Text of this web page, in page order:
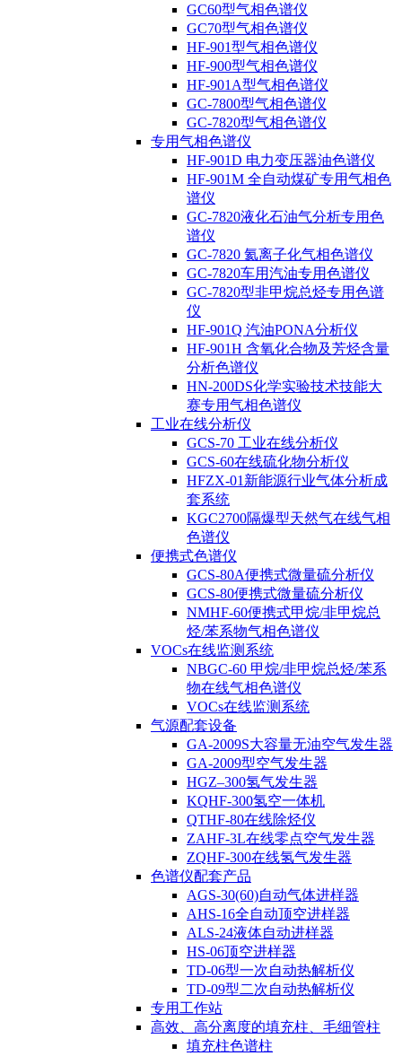
GC60型气相色谱仪
GC70型气相色谱仪
HF-901型气相色谱仪
HF-900型气相色谱仪
HF-901A型气相色谱仪
GC-7800型气相色谱仪
GC-7820型气相色谱仪
专用气相色谱仪
HF-901D 电力变压器油色谱仪
HF-901M 全自动煤矿专用气相色
谱仪
GC-7820液化石油气分析专用色
谱仪
GC-7820 氦离子化气相色谱仪
GC-7820车用汽油专用色谱仪
GC-7820型非甲烷总烃专用色谱
仪
HF-901Q 汽油PONA分析仪
HF-901H 含氧化合物及芳烃含量
分析色谱仪
HN-200DS化学实验技术技能大
赛专用气相色谱仪
工业在线分析仪
GCS-70 工业在线分析仪
GCS-60在线硫化物分析仪
HFZX-01新能源行业气体分析成
套系统
KGC2700隔爆型天然气在线气相
色谱仪
便携式色谱仪
GCS-80A便携式微量硫分析仪
GCS-80便携式微量硫分析仪
NMHF-60便携式甲烷/非甲烷总
烃/苯系物气相色谱仪
VOCs在线监测系统
NBGC-60 甲烷/非甲烷总烃/苯系
物在线气相色谱仪
VOCs在线监测系统
气源配套设备
GA-2009S大容量无油空气发生器
GA-2009型空气发生器
HGZ–300氢气发生器
KQHF-300氢空一体机
QTHF-80在线除烃仪
ZAHF-3L在线零点空气发生器
ZQHF-300在线氢气发生器
色谱仪配套产品
AGS-30(60)自动气体进样器
AHS-16全自动顶空进样器
ALS-24液体自动进样器
HS-06顶空进样器
TD-06型一次自动热解析仪
TD-09型二次自动热解析仪
专用工作站
高效、高分离度的填充柱、毛细管柱
填充柱色谱柱